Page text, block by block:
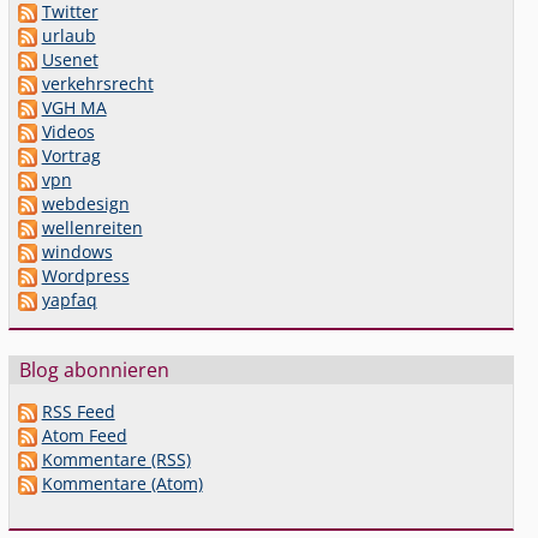
Twitter
urlaub
Usenet
verkehrsrecht
VGH MA
Videos
Vortrag
vpn
webdesign
wellenreiten
windows
Wordpress
yapfaq
Blog abonnieren
RSS Feed
Atom Feed
Kommentare (RSS)
Kommentare (Atom)